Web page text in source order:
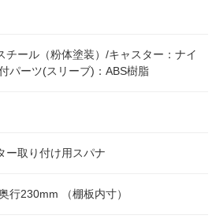
チール（粉体塗装）/キャスター：ナイ
パーツ(スリーブ)：ABS樹脂
ー取り付け用スパナ
行230mm （棚板内寸）